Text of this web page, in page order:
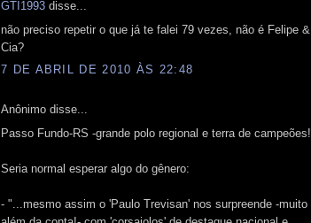
GTI1993 disse...
não preciso repetir o que já te falei 79 vezes, não é Felipe &
Cia?
7 DE ABRIL DE 2010 ÀS 22:48
Anônimo disse...
Passo Fundo-RS -grande polo regional e terra de campeões!
Seria normal esperar algo do gênero:
- "...mesmo assim o 'Paulo Trevisan' nos surpreende -muito